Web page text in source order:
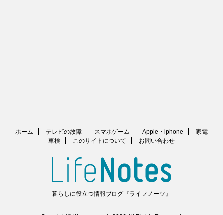
ホーム テレビの故障 スマホゲーム Apple・iphone
家電
車検
このサイトについて お問い合わせ
暮らしに役立つ情報ブログ『ライフノーツ』